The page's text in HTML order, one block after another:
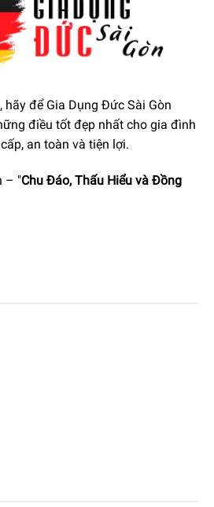
CÓ GÌ TẠO NÊN KHÁC
kế để gợi lên vẻ sang trọng của
thời trang bị những công nghệ hiện
hoàn thiện với nhiều màu sắc để
bạn một cách hoàn hảo.
, hãy để Gia Dụng Đức Sài Gòn
điều tốt đẹp nhất cho gia đình
an toàn và tiện lợi.
– "Chu Đáo, Thấu Hiểu và Đồng